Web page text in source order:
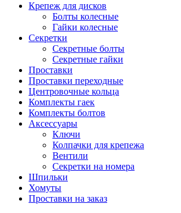
Крепеж для дисков
Болты колесные
Гайки колесные
Секретки
Секретные болты
Секретные гайки
Проставки
Проставки переходные
Центровочные кольца
Комплекты гаек
Комплекты болтов
Аксессуары
Ключи
Колпачки для крепежа
Вентили
Секретки на номера
Шпильки
Хомуты
Проставки на заказ